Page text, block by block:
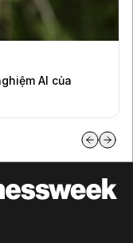
AI của